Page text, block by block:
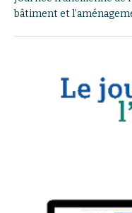
bâtiment et